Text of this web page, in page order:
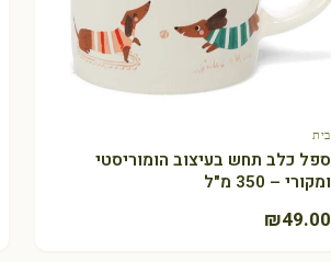
בית
ספל כלב תחש בעיצוב הומוריסטי
ומקורי – 350 מ"ל
₪49.00